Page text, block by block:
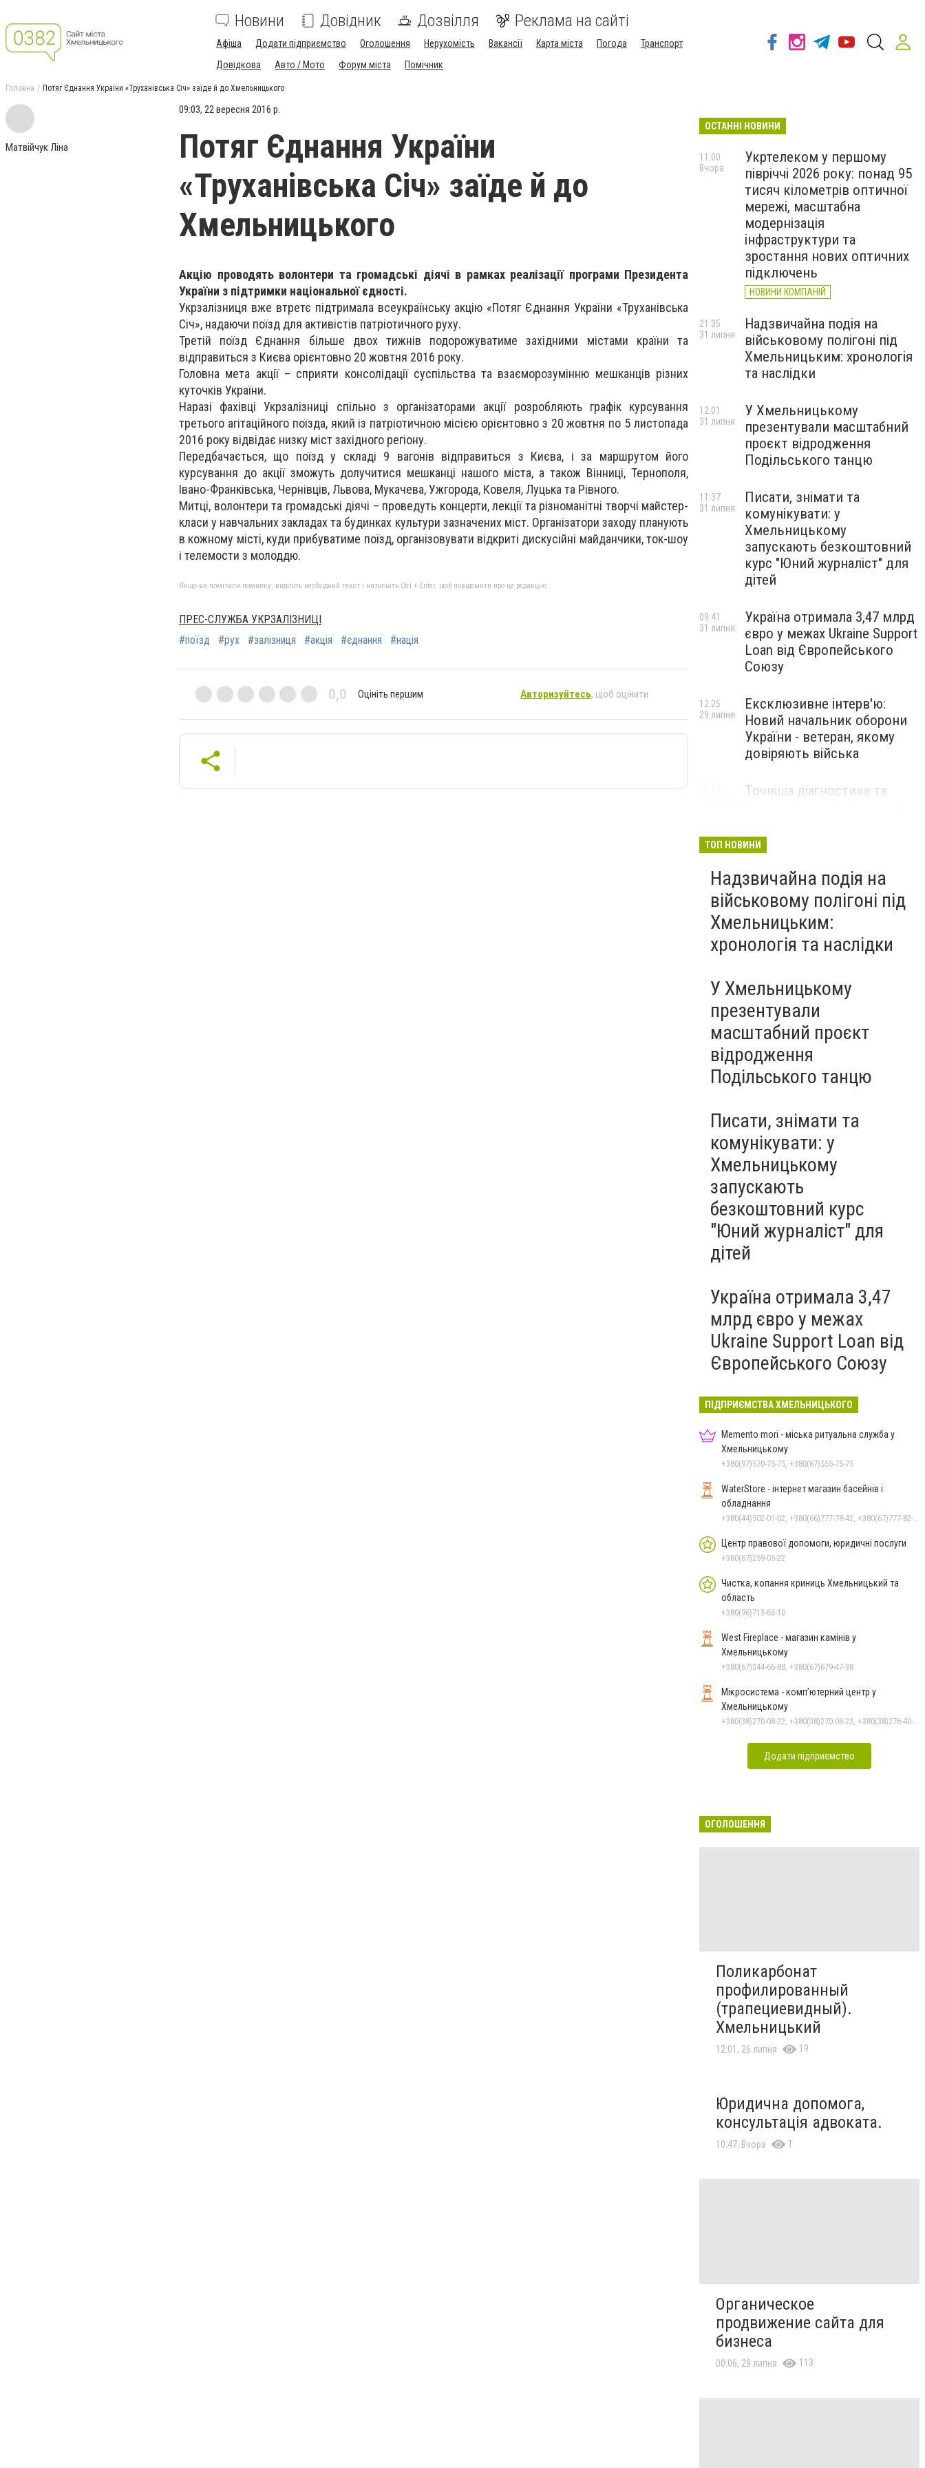
Новини Довідник Дозвілля Реклама на сайті
Афіша Додати підприємство Оголошення Нерухомість Вакансії Карта міста Погода
Транспорт
Довідкова
Авто / Мото Форум міста Помічник
Головна Потяг Єднання України «Труханівська Січ» заїде й до Хмельницького
Матвійчук Ліна
09:03, 22 вересня 2016 р.
Потяг Єднання України
«Труханівська Січ» заїде й до
Хмельницького
Акцію проводять волонтери та громадські діячі в рамках реалізації програми Президента
України з підтримки національної єдності.
Укрзалізниця вже втретє підтримала всеукраїнську акцію «Потяг Єднання України «Труханівська
Січ», надаючи поїзд для активістів патріотичного руху.
Третій поїзд Єднання більше двох тижнів подорожуватиме західними містами країни та
відправиться з Києва орієнтовно 20 жовтня 2016 року.
Головна мета акції – сприяти консолідації суспільства та взаєморозумінню мешканців різних
куточків України.
Наразі фахівці Укрзалізниці спільно з організаторами акції розробляють графік курсування
третього агітаційного поїзда, який із патріотичною місією орієнтовно з 20 жовтня по 5 листопада
2016 року відвідає низку міст західного регіону.
Передбачається, що поїзд у складі 9 вагонів відправиться з Києва, і за маршрутом його
курсування до акції зможуть долучитися мешканці нашого міста, а також Вінниці, Тернополя,
Івано-Франківська, Чернівців, Львова, Мукачева, Ужгорода, Ковеля, Луцька та Рівного.
Митці, волонтери та громадські діячі – проведуть концерти, лекції та різноманітні творчі майстер-
класи у навчальних закладах та будинках культури зазначених міст. Організатори заходу планують
в кожному місті, куди прибуватиме поїзд, організовувати відкриті дискусійні майданчики, ток-шоу
і телемости з молоддю.
Якщо ви помітили помилку, виділіть необхідний текст і натисніть Ctrl + Enter, щоб повідомити про це редакцію
ПРЕС-СЛУЖБА УКРЗАЛІЗНИЦІ
#поїзд
#рух #залізниця #акція #єднання #нація
0,0 Оцініть першим Авторизуйтесь, щоб оцінити
ОСТАННІ НОВИНИ
Укртелеком у першому
півріччі 2026 року: понад 95
тисяч кілометрів оптичної
мережі, масштабна
модернізація
інфраструктури та
зростання нових оптичних
підключень
НОВИНИ КОМПАНІЙ
11:00
Вчора
Надзвичайна подія на
військовому полігоні під
Хмельницьким: хронологія
та наслідки
21:35
31 липня
У Хмельницькому
презентували масштабний
проєкт відродження
Подільського танцю
12:01
31 липня
Писати, знімати та
комунікувати: у
Хмельницькому
запускають безкоштовний
курс "Юний журналіст" для
дітей
11:37
31 липня
Україна отримала 3,47 млрд
євро у межах Ukraine Support
Loan від Європейського
Союзу
09:41
31 липня
Ексклюзивне інтерв'ю:
Новий начальник оборони
України - ветеран, якому
довіряють війська
12:25
29 липня
Точніша діагностика та
протипухлинному центрі
запрацював новий
томограф
Паперовий флот замість
Чорноморського: як реальні
втрати Росії перетворилися
на дитячу аплікацію
23:42
27 липня
ТОП НОВИНИ
Надзвичайна подія на
військовому полігоні під
Хмельницьким:
хронологія та наслідки
У Хмельницькому
презентували
масштабний проєкт
відродження
Подільського танцю
Писати, знімати та
комунікувати: у
Хмельницькому
запускають
безкоштовний курс
"Юний журналіст" для
дітей
Україна отримала 3,47
млрд євро у межах
Ukraine Support Loan від
Європейського Союзу
ПІДПРИЄМСТВА ХМЕЛЬНИЦЬКОГО
Memento mori - міська ритуальна служба у
Хмельницькому
+380(97)570-75-75, +380(67)555-75-75
WaterStore - інтернет магазин басейнів і
обладнання
+380(44)502-01-02, +380(66)777-78-42, +380(67)777-82-19, +380(67)890-80-80, +380(73)890-80-80, +380(44)502-01-03
Центр правової допомоги, юридичні послуги
+380(67)259-05-22
Чистка, копання криниць Хмельницький та
область
+380(96)713-63-10
West Fireplace - магазин камінів у
Хмельницькому
+380(67)344-66-88, +380(67)679-47-38
Мікросистема - комп’ютерний центр у
Хмельницькому
+380(38)270-08-22, +380(38)270-08-23, +380(38)276-40-56, +380(38)265-10-45
Додати підприємство
ОГОЛОШЕННЯ
Поликарбонат
профилированный
(трапециевидный).
Хмельницький
12:01, 26 липня 19
Юридична допомога,
консультація адвоката.
10:47, Вчора 1
Органическое
продвижение сайта для
бизнеса
00:06, 29 липня 113